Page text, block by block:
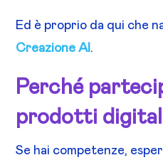
Ed è proprio da qui che
Creazione AI .
Perché
prodotti
Se hai competenze,